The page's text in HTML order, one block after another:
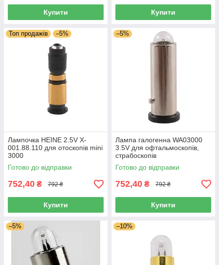
Купити Купити
Топ продажів –5%
Лампочка HEINE 2.5V X-
001.88.110 для отоскопів mini
3000
Готово до відправки
752,40 ₴ 792 ₴
Купити
–5%
Лампа галогенна WA03000
3.5V для офтальмоскопів,
страбоскопів
Готово до відправки
752,40 ₴ 792 ₴
Купити
–5% –10%